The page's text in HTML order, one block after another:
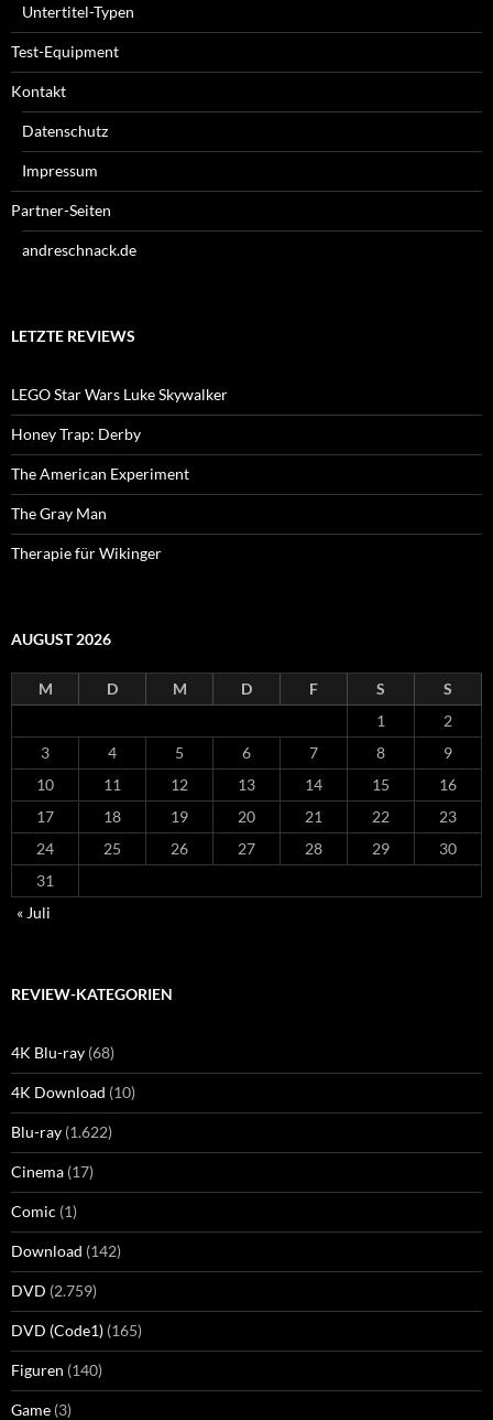
Untertitel-Typen
Test-Equipment
Kontakt
Datenschutz
Impressum
Partner-Seiten
andreschnack.de
LETZTE REVIEWS
LEGO Star Wars Luke Skywalker
Honey Trap: Derby
The American Experiment
The Gray Man
Therapie für Wikinger
AUGUST 2026
M D M D F S
S
1
2
3
4 5 6 7 8
9
10
11 12 13 14 15
16
17
18 19 20 21 22
23
24
25 26 27 28 29
30
31
« Juli
REVIEW-KATEGORIEN
4K Blu-ray (68)
4K Download (10)
Blu-ray (1.622)
Cinema (17)
Comic (1)
Download (142)
DVD (2.759)
DVD (Code1) (165)
Figuren (140)
Game (3)